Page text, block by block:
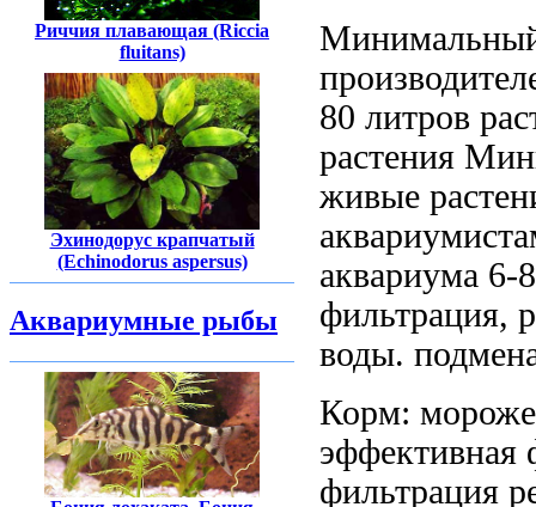
Риччия плавающая (Riccia
fluitans)
Эхинодорус крапчатый
(Echinodorus aspersus)
Аквариумные рыбы
80 литров
растения
живые
аквариума 6-
фильтрация,
воды.
Корм:
эффективная
фильтрация